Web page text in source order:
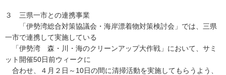
３ 三県一市との連携事業
「伊勢湾総合対策協議会・海岸漂着物対策検討会」では、三県
一市で連携して実施している
「伊勢湾 森・川・海のクリーンアップ大作戦」において、サミ
ット開催50日前ウィークに
合わせ、４月２日～10日の間に清掃活動を実施してもらうよう、